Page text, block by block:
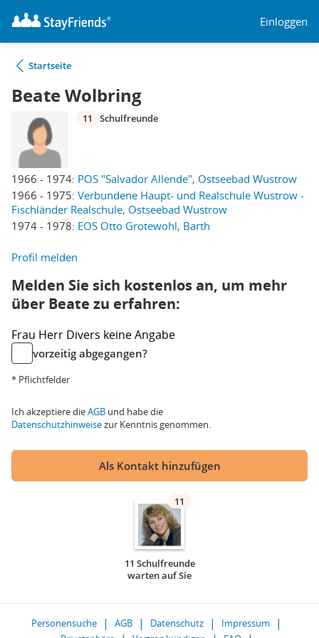
Einloggen
Startseite
Beate Wolbring
1966 - 1974: POS "Salvador Allende", Ostseebad Wustrow
1966 - 1975: Verbundene Haupt- und Realschule Wustrow -
Fischländer Realschule, Ostseebad Wustrow
1974 - 1978: EOS Otto Grotewohl, Barth
11 Schulfreunde
Profil melden
Melden Sie sich kostenlos an, um mehr
über Beate zu erfahren:
Frau Herr Divers keine Angabe
vorzeitig abgegangen?
* Pflichtfelder
Ich akzeptiere dieAGB und habe die
Datenschutzhinweisezur Kenntnis genommen.
Als Kontakt hinzufügen
11
11 Schulfreunde
warten auf Sie
Personensuche AGB Datenschutz
Impressum